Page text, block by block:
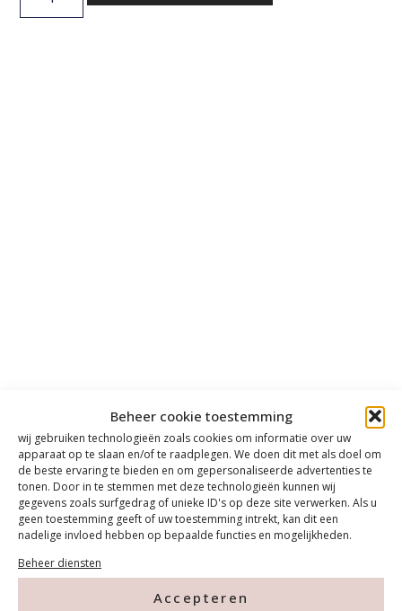
Beheer cookie toestemming
wij gebruiken technologieën zoals cookies om informatie over uw
apparaat op te slaan en/of te raadplegen. We doen dit met als doel om
de beste ervaring te bieden en om gepersonaliseerde advertenties te
tonen. Door in te stemmen met deze technologieën kunnen wij
gegevens zoals surfgedrag of unieke ID's op deze site verwerken. Als u
geen toestemming geeft of uw toestemming intrekt, kan dit een
nadelige invloed hebben op bepaalde functies en mogelijkheden.
Beheer diensten
Accepteren
Contact
Tanthofdreef 7 2623 EW Delft